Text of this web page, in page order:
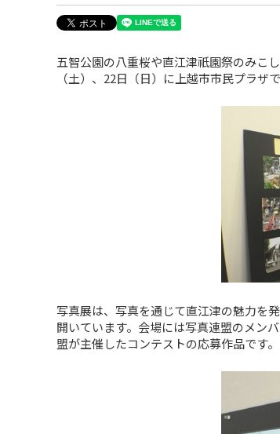
五智公園の八重桜や直江津祇園祭のみこ
（土）、22日（日）に上越市市民プラザ
写真展は、写真を通じて直江津の魅力を
開いています。会場には写真連盟のメン
盟が主催したコンテストの応募作品です。